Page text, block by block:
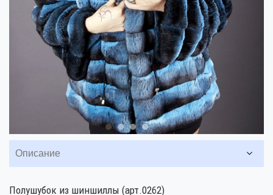
Описание
Полушубок из шиншиллы (арт.0262)